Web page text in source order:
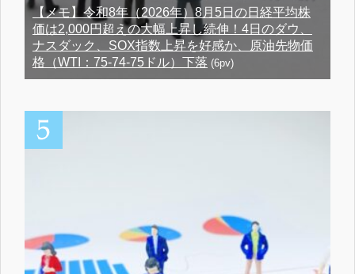
【メモ】令和8年（2026年）8月5日の日経平均株
価は2,000円超えの大幅上昇し続伸！4日のダウ、
ナスダック、SOX指数上昇を好感か、原油先物価
格（WTI：75-74-75ドル）下落 (6pv)